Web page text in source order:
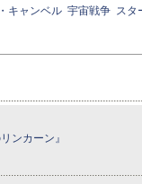
キャンベル 宇宙戦争 スタ
ンカーン』